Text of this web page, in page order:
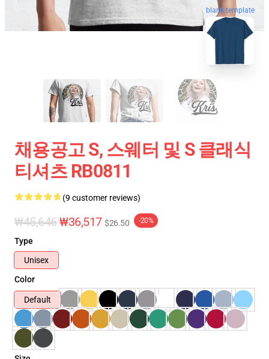
blank template
채용공고 S, 스웨터 및 S 클래식
티셔츠 RB0811
(9 customer reviews)
₩45,646₩36,517 $26.50 -20%
Type
Unisex
Color
Default